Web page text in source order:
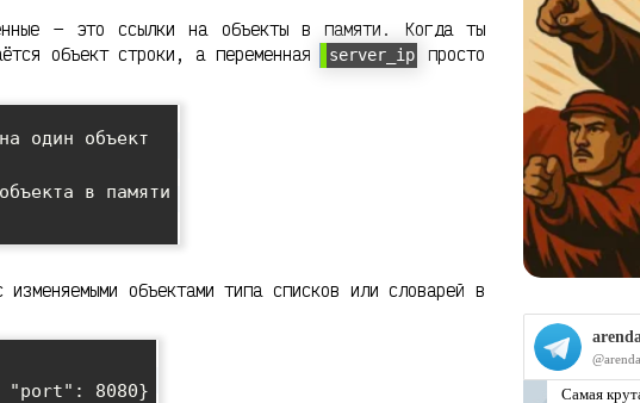
— это ссылки на объекты в памяти. Когда ты
объект строки, а переменная
server_ip просто
один объект
в памяти
объектами типа списков или словарей в
8080}